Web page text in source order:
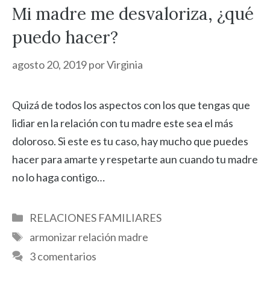
Mi madre me desvaloriza, ¿qué
puedo hacer?
agosto 20, 2019porVirginia
Quizá de todos los aspectos con los que tengas que
lidiar en la relación con tu madre este sea el más
doloroso. Si este es tu caso, hay mucho que puedes
hacer para amarte y respetarte aun cuando tu madre
no lo haga contigo…
Categorías
RELACIONES FAMILIARES
Etiquetas
armonizar relación madre
3 comentarios